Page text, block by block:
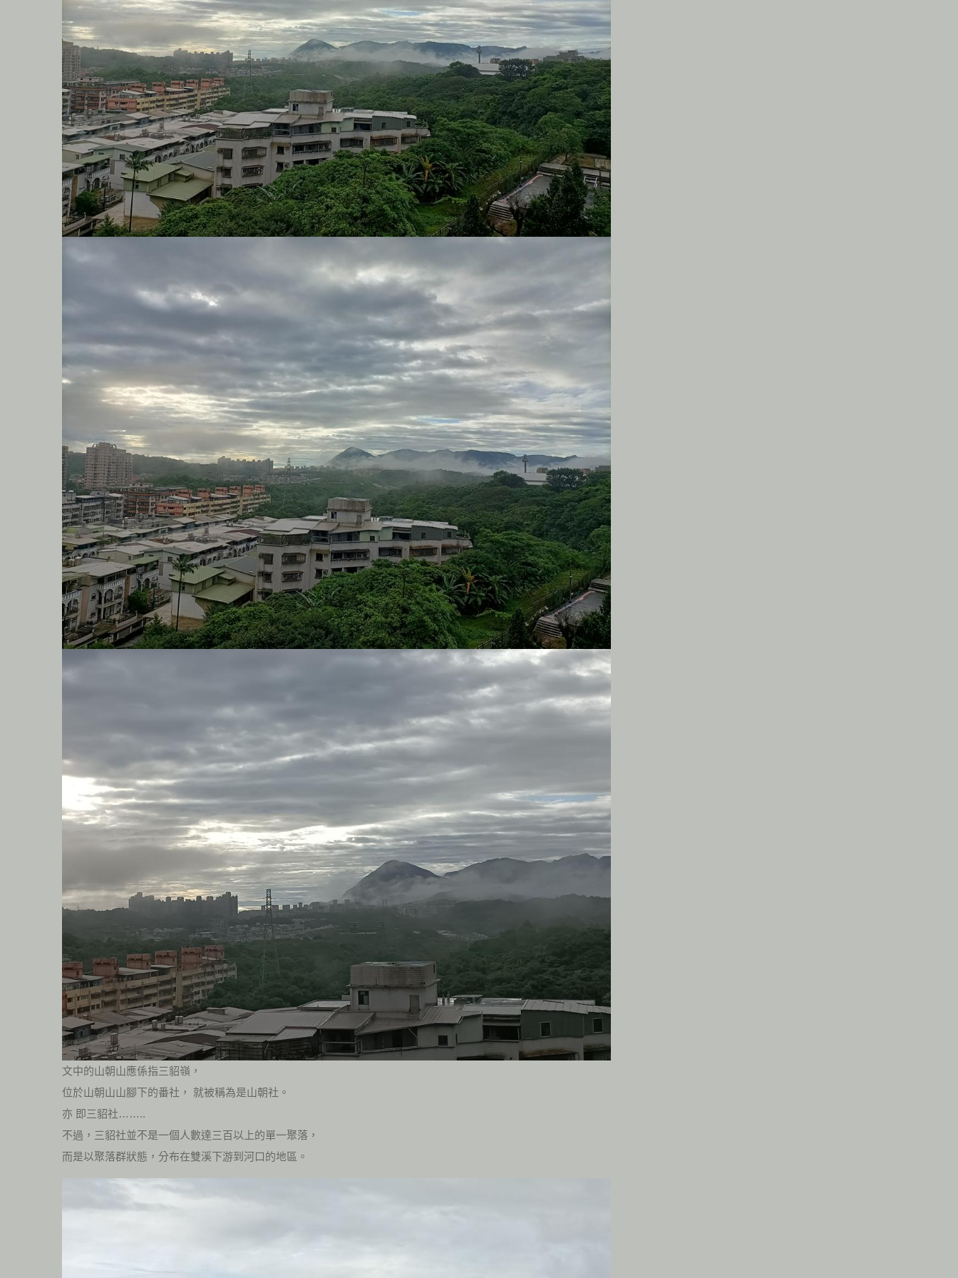
文中的山朝山應係指三貂嶺，
位於山朝山山腳下的番社， 就被稱為是山朝社。
亦 即三貂社……..
不過，三貂社並不是一個人數達三百以上的單一聚落，
而是以聚落群狀態，分布在雙溪下游到河口的地區。